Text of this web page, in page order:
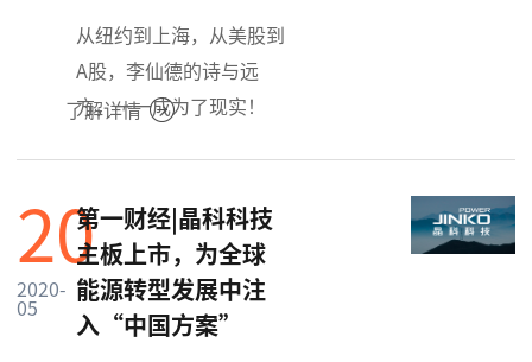
从纽约到上海，从美股到
A股，李仙德的诗与远
方，一一成为了现实！
了解详情
20
2020-
05
第一财经|晶科科技
主板上市，为全球
能源转型发展中注
入“中国方案”